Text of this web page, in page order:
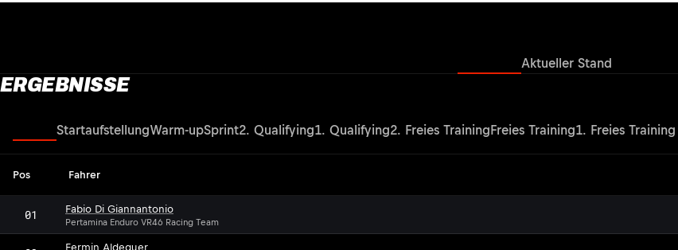
Aktueller Stand
ERGEBNISSE
StartaufstellungWarm-upSprint2. Qualifying1. Qualifying2. Freies TrainingFreies Training1. Freies Training
Pos Fahrer
01 Fabio Di Giannantonio
Pertamina Enduro VR46 Racing Team
Fermin Aldeguer